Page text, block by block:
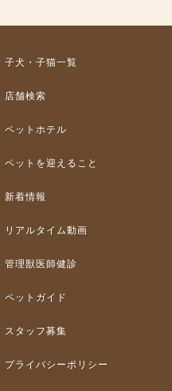
子犬・子猫一覧
店舗検索
ペットホテル
ペットを迎えること
新着情報
リアルタイム動画
管理獣医師健診
ペットガイド
スタッフ募集
プライバシーポリシー